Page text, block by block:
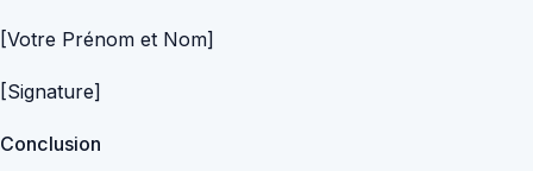
[Votre Prénom et Nom]
[Signature]
Conclusion